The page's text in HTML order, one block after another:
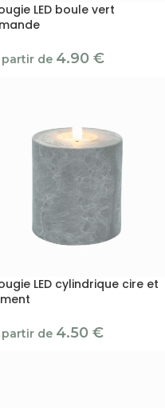
LED boule vert
partir de 4.90 €
LED cylindrique cire et
partir de 4.50 €